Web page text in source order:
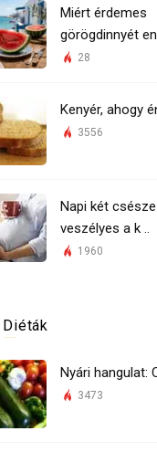
Miért érdemes
görögdinnyét
28
Kenyér, ahogy
3556
Napi két
veszélyes a k ..
1960
Diéták
Nyári hangulat:
3473